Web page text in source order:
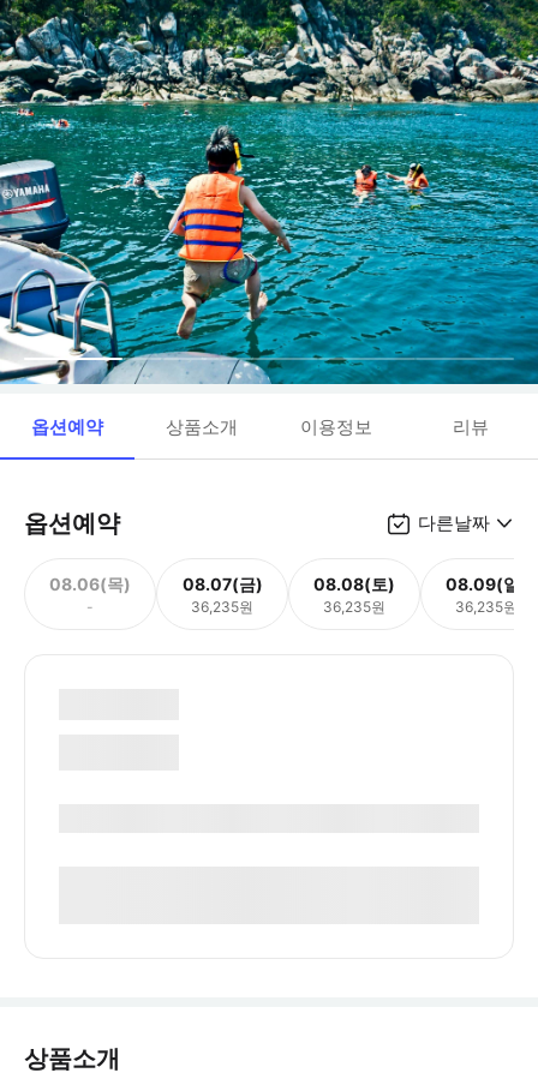
옵션예약 상품소개 이용정보 리뷰
옵션예약 다른날짜
08.06(목)
-
08.07(금)
36,235원
08.08(토)
36,235원
08.09(일)
36,235원
상품소개